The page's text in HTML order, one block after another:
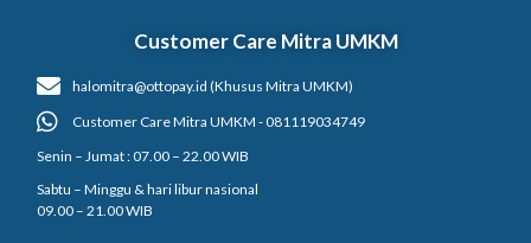
Customer Care Mitra UMKM
halomitra@ottopay.id (Khusus Mitra UMKM)
Customer Care Mitra UMKM - 081119034749
Senin – Jumat : 07.00 – 22.00 WIB
Sabtu – Minggu & hari libur nasional
09.00 – 21.00 WIB